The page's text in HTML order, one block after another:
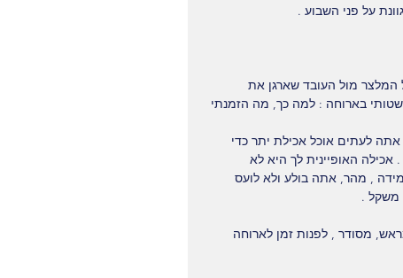
על פני השבוע .
המלצר מול העובד שארגן את
בארוחה : למה כך, מה הזמנתי
לעתים אוכל אכילת יתר כדי
האופיינית לך היא לא
, מהר, אתה בולע ולא לועס
משקל .
ביום, אוכל מתוכנן מראש, מסודר , לפנות זמן לארוחה